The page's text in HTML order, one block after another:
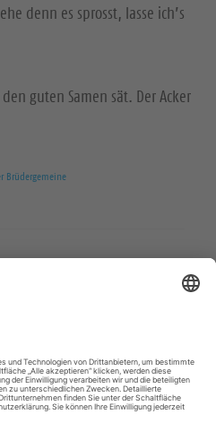
denn es sprosst, lasse ich’s
guten Samen sät. Der Acker
Brüdergemeine
Hirschstein
Staucha
Zeithain